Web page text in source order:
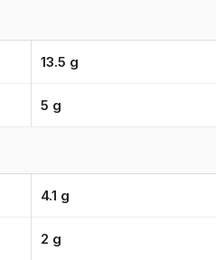
13.5 g
5 g
4.1 g
2 g